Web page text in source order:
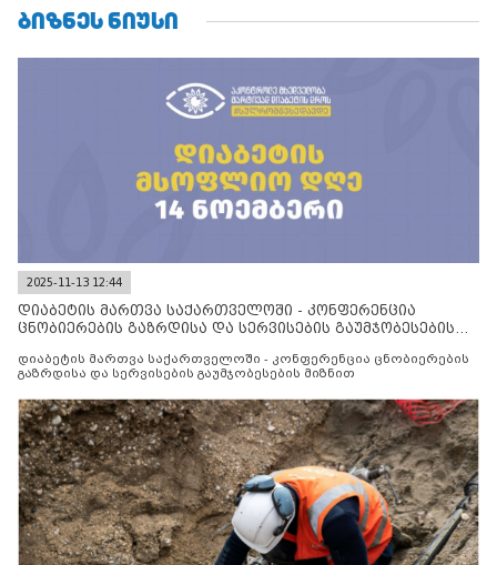
ᲑᲘᲖᲜᲔᲡ ᲜᲘᲣᲡᲘ
2025-11-13 12:44
დიაბეტის მართვა საქართველოში - კონფერენცია
ცნობიერების გაზრდისა და სერვისების გაუმჯობესების
დიაბეტის მართვა საქართველოში - კონფერენცია ცნობიერების
გაზრდისა და სერვისების გაუმჯობესების მიზნით